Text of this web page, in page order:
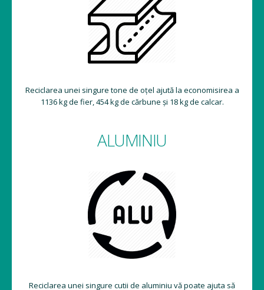
Reciclarea unei singure tone de oțel ajută la economisirea a
1136 kg de fier, 454 kg de cărbune și 18 kg de calcar.
ALUMINIU
Reciclarea unei singure cutii de aluminiu vă poate ajuta să